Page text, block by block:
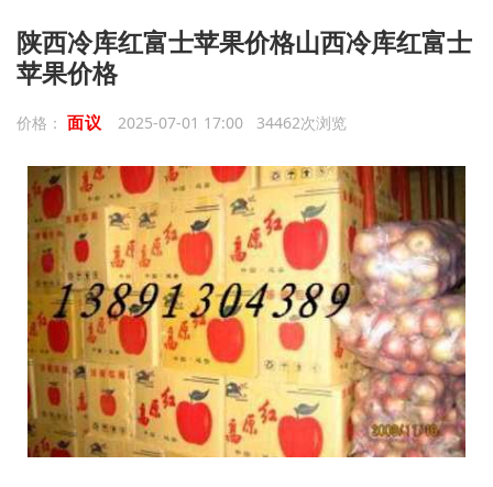
陕西冷库红富士苹果价格山西冷库红富士
苹果价格
价格： 面议 2025-07-01 17:00 34462次浏览